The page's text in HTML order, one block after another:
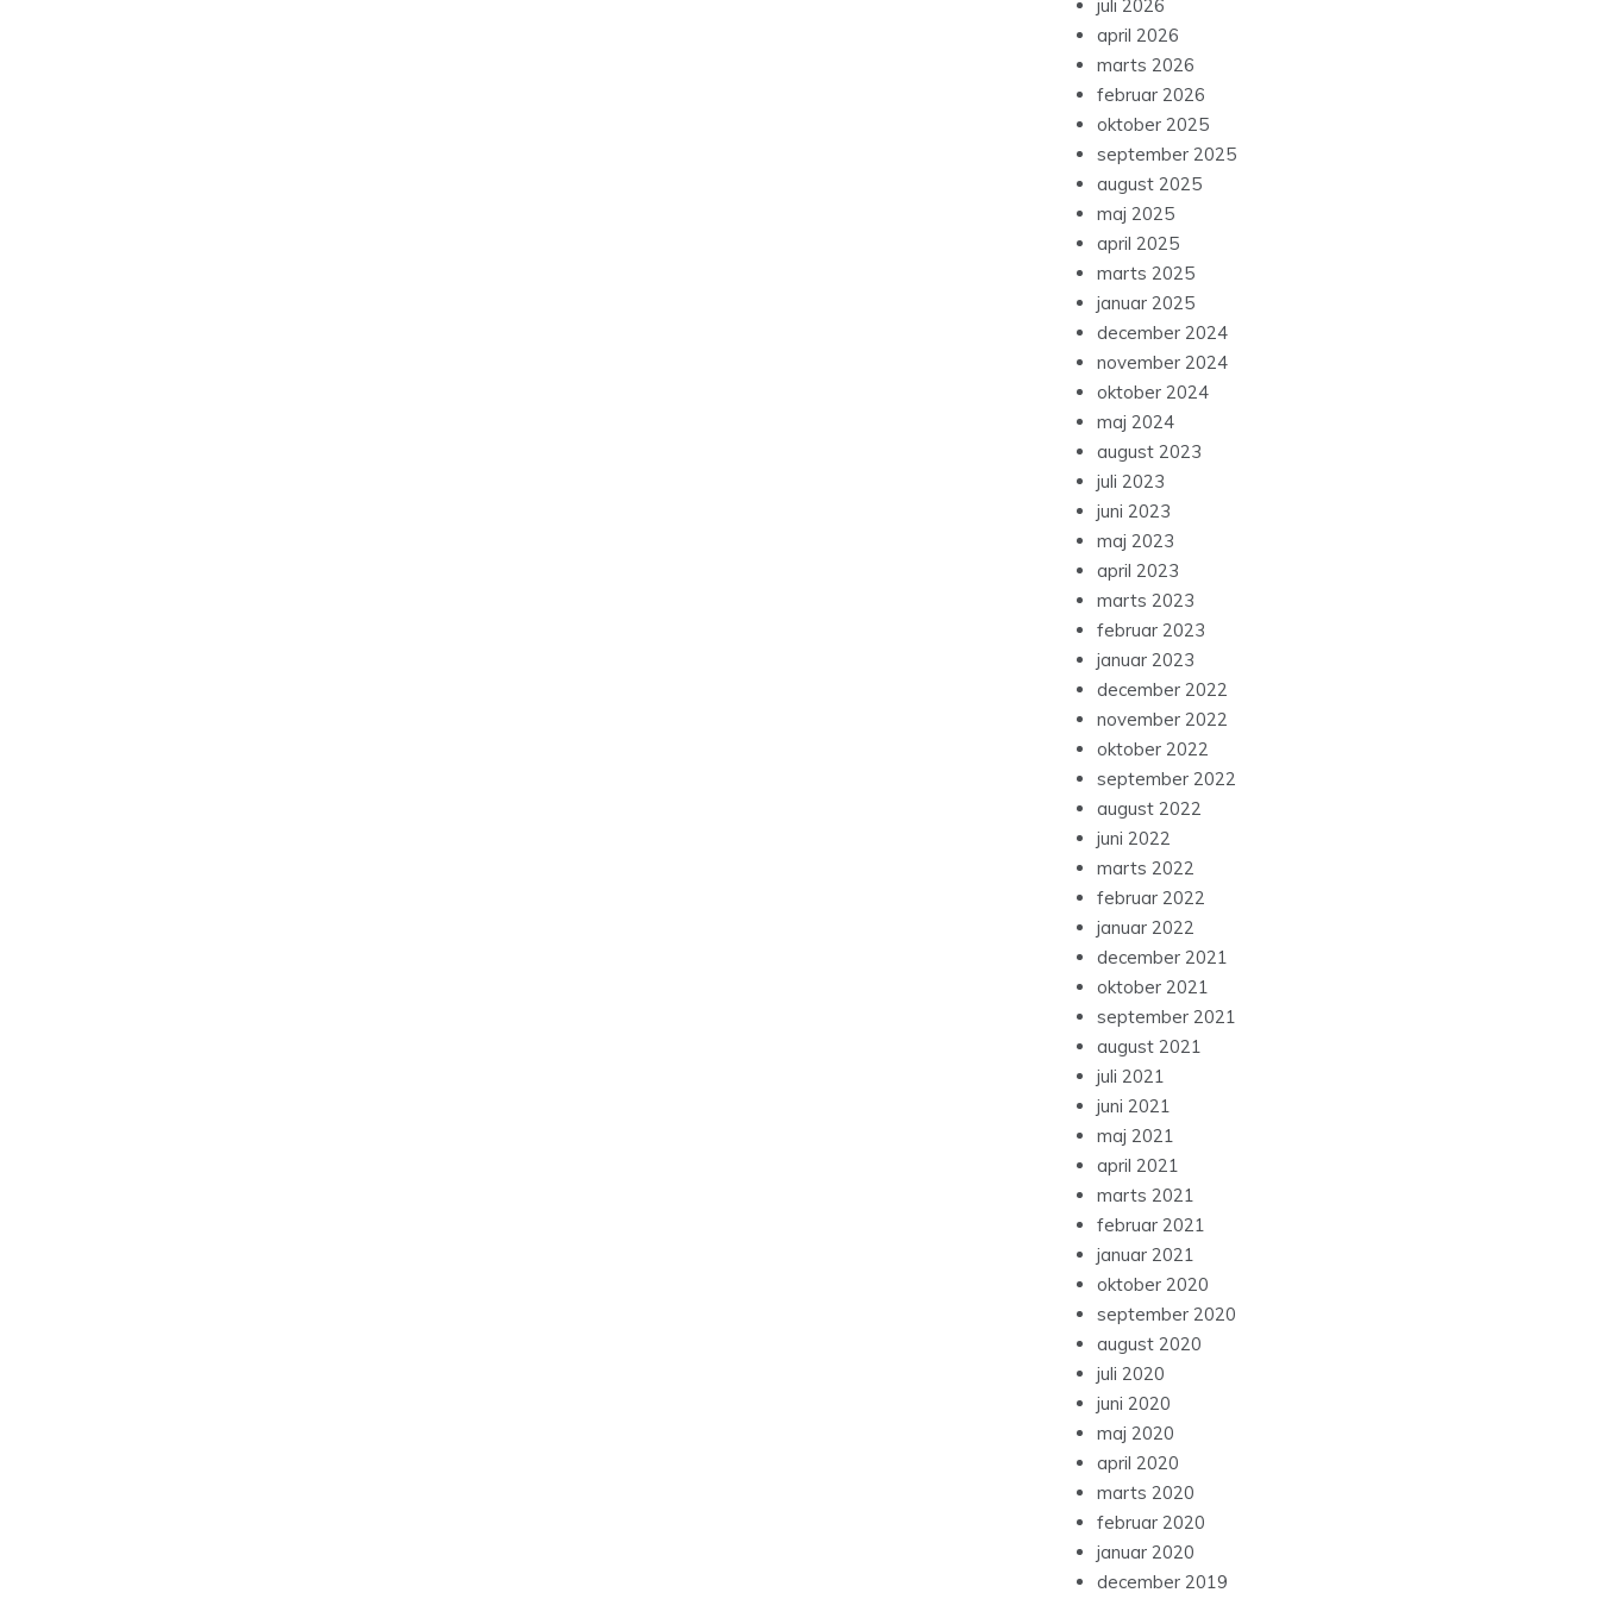
juli 2026
april 2026
marts 2026
februar 2026
oktober 2025
september 2025
august 2025
maj 2025
april 2025
marts 2025
januar 2025
december 2024
november 2024
oktober 2024
maj 2024
august 2023
juli 2023
juni 2023
maj 2023
april 2023
marts 2023
februar 2023
januar 2023
december 2022
november 2022
oktober 2022
september 2022
august 2022
juni 2022
marts 2022
februar 2022
januar 2022
december 2021
oktober 2021
september 2021
august 2021
juli 2021
juni 2021
maj 2021
april 2021
marts 2021
februar 2021
januar 2021
oktober 2020
september 2020
august 2020
juli 2020
juni 2020
maj 2020
april 2020
marts 2020
februar 2020
januar 2020
december 2019